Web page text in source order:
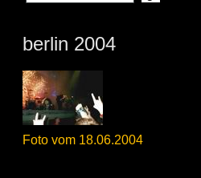
berlin 2004
Foto vom 18.06.2004